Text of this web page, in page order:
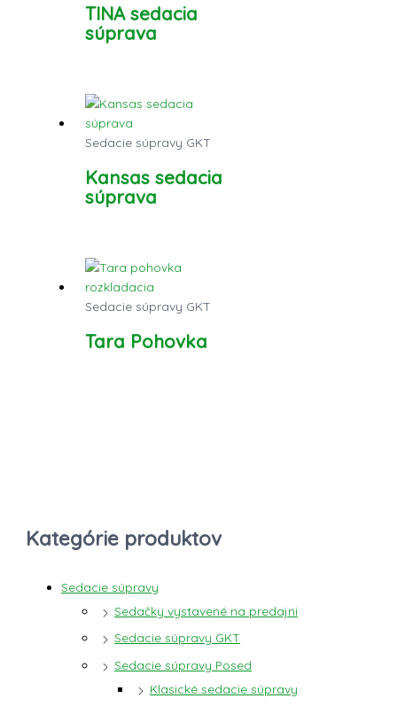
Kategórie produktov
Sedacie súpravy
Sedačky vystavené na predajni
Sedacie súpravy GKT
Sedacie súpravy Posed
Klasické sedacie súpravy
TINA sedacia
súprava
Sedacie súpravy GKT
Kansas sedacia
súprava
Sedacie súpravy GKT
Tara Pohovka